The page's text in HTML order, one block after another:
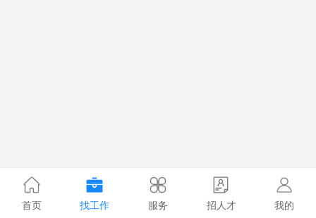
首页 找工作 服务 招人才 我的